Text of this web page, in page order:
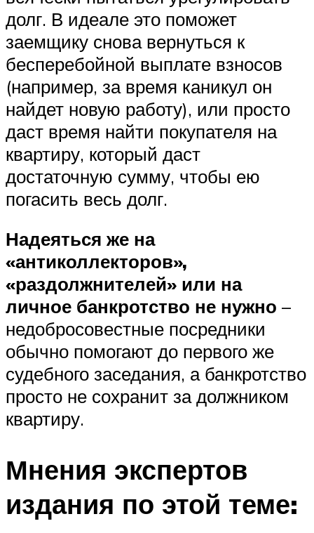
долг. В идеале это поможет
заемщику снова вернуться к
бесперебойной выплате взносов
(например, за время каникул он
найдет новую работу), или просто
даст время найти покупателя на
квартиру, который даст
достаточную сумму, чтобы ею
погасить весь долг.
Надеяться же на
«антиколлекторов»,
«раздолжнителей» или на
личное банкротство не нужно –
недобросовестные посредники
обычно помогают до первого же
судебного заседания, а банкротство
просто не сохранит за должником
квартиру.
Мнения экспертов
издания по этой теме: